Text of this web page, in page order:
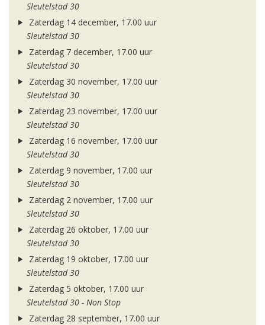
Sleutelstad 30
Zaterdag 14 december, 17.00 uur
Sleutelstad 30
Zaterdag 7 december, 17.00 uur
Sleutelstad 30
Zaterdag 30 november, 17.00 uur
Sleutelstad 30
Zaterdag 23 november, 17.00 uur
Sleutelstad 30
Zaterdag 16 november, 17.00 uur
Sleutelstad 30
Zaterdag 9 november, 17.00 uur
Sleutelstad 30
Zaterdag 2 november, 17.00 uur
Sleutelstad 30
Zaterdag 26 oktober, 17.00 uur
Sleutelstad 30
Zaterdag 19 oktober, 17.00 uur
Sleutelstad 30
Zaterdag 5 oktober, 17.00 uur
Sleutelstad 30 - Non Stop
Zaterdag 28 september, 17.00 uur